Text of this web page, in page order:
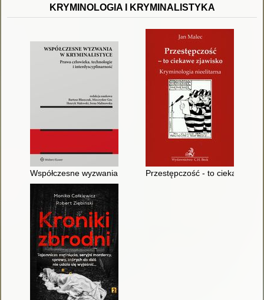
KRYMINOLOGIA I KRYMINALISTYKA
Współczesne wyzwania w kryminalistyce : prawa człowieka,
Przestępczość - to ciekawe